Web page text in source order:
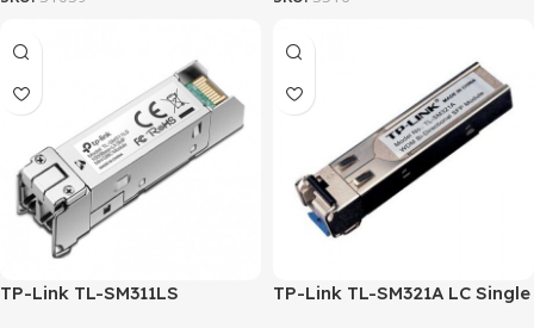
TP-Link TL-SM311LS
TP-Link TL-SM321A LC Single